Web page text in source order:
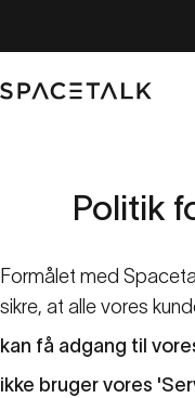
Spacetalk
Politik
Formålet med
sikre, at alle vores
kan få adgang til
ikke bruger vores